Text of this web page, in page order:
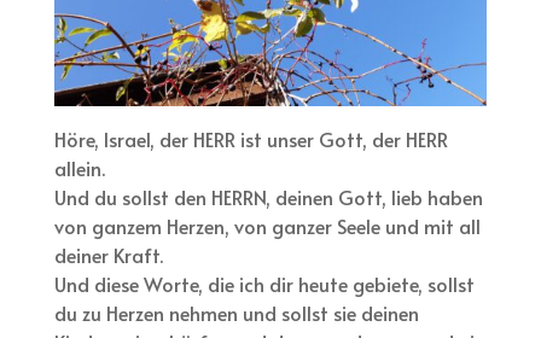
Höre, Israel, der HERR ist unser Gott, der HERR
allein.
Und du sollst den HERRN, deinen Gott, lieb haben
von ganzem Herzen, von ganzer Seele und mit all
deiner Kraft.
Und diese Worte, die ich dir heute gebiete, sollst
du zu Herzen nehmen und sollst sie deinen